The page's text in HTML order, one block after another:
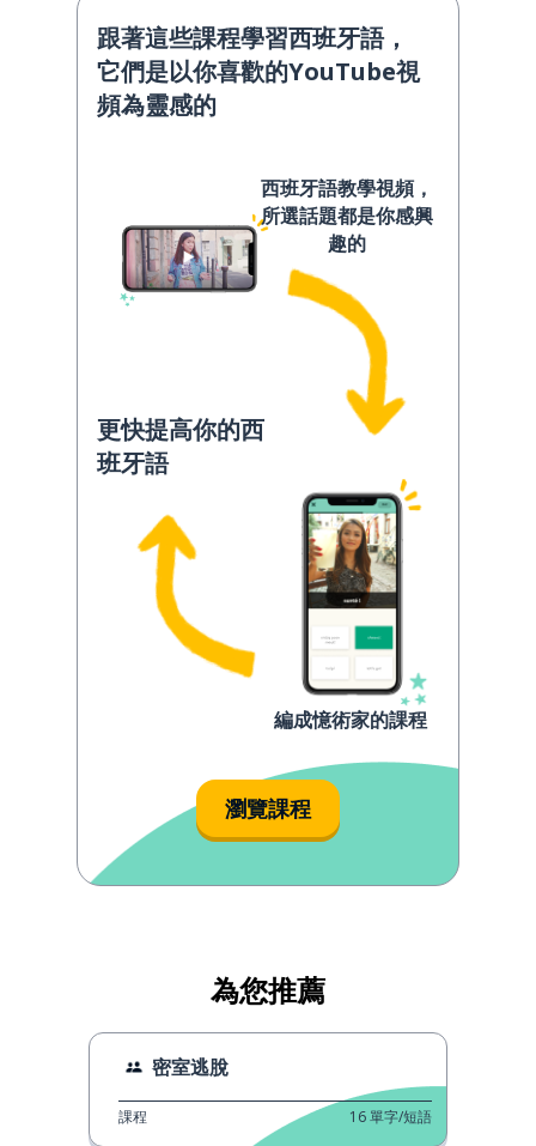
跟著這些課程學習西班牙語，
它們是以你喜歡的YouTube視
頻為靈感的
西班牙語教學視頻，
所選話題都是你感興
趣的
更快提高你的西
班牙語
編成憶術家的課程
瀏覽課程
為您推薦
密室逃脫
課程 16單字/短語